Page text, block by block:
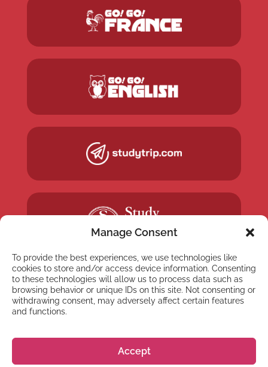
Manage Consent
To provide the best experiences, we use technologies like
cookies to store and/or access device information. Consenting
to these technologies will allow us to process data such as
browsing behavior or unique IDs on this site. Not consenting or
withdrawing consent, may adversely affect certain features
and functions.
Accept
Inscreva-se em nossa
newsletter